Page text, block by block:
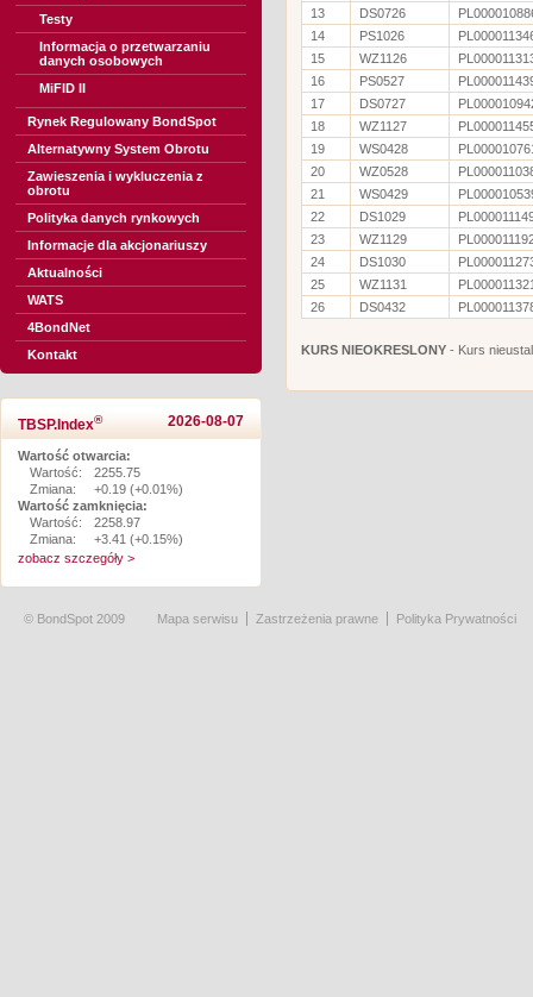
Testy
Informacja o przetwarzaniu
danych osobowych
MiFID II
Rynek Regulowany BondSpot
Alternatywny System Obrotu
Zawieszenia i wykluczenia z
obrotu
Polityka danych rynkowych
Informacje dla akcjonariuszy
Aktualności
WATS
4BondNet
Kontakt
TBSP.Index® 2026-08-07
Wartość otwarcia:
Wartość:
2255.75
Zmiana:
+0.19 (+0.01%)
Wartość zamknięcia:
Wartość:
2258.97
Zmiana:
+3.41 (+0.15%)
zobacz szczegóły >
13
DS0726
14
PS1026
15
WZ1126
16
PS0527
17
DS0727
18
WZ1127
19
WS0428
20
WZ0528
21
WS0429
22
DS1029
23
WZ1129
24
DS1030
25
WZ1131
26
DS0432
KURS NIEOKRESLONY - Kurs
© BondSpot 2009 Mapa serwisu Zastrzeżenia prawne Polityka Prywatności